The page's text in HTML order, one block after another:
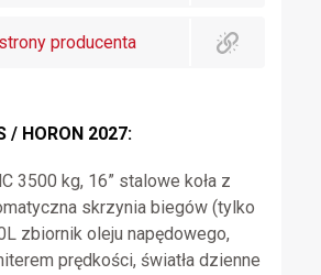
producenta
/ HORON 2027:
3500 kg, 16” stalowe koła z
skrzynia biegów (tylko
zbiornik oleju napędowego,
prędkości, światła dzienne